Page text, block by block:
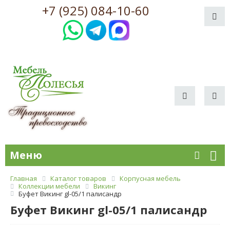
+7 (925) 084-10-60
Меню
Главная Каталог товаров
Корпусная мебель
Коллекции мебели
Викинг
Буфет Викинг gl-05/1 палисандр
Буфет Викинг gl-05/1 палисандр